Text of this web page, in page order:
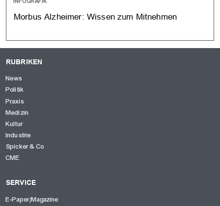
Morbus Alzheimer: Wissen zum Mitnehmen
RUBRIKEN
News
Politik
Praxis
Medizin
Kultur
Industrie
Spicker & Co
CME
SERVICE
E-Paper/Magazine